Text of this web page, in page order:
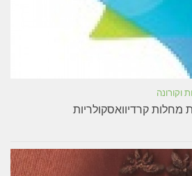
וקורונה
מחלות קרדיוואסקולריות